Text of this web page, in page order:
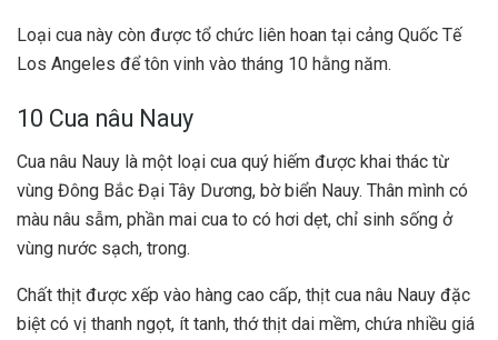
Loại cua này còn được tổ chức liên hoan tại cảng Quốc Tế
Los Angeles để tôn vinh vào tháng 10 hằng năm.
10 Cua nâu Nauy
Cua nâu Nauy là một loại cua quý hiếm được khai thác từ
vùng Đông Bắc Đại Tây Dương, bờ biển Nauy. Thân mình có
màu nâu sẫm, phần mai cua to có hơi dẹt, chỉ sinh sống ở
vùng nước sạch, trong.
Chất thịt được xếp vào hàng cao cấp, thịt cua nâu Nauy đặc
biệt có vị thanh ngọt, ít tanh, thớ thịt dai mềm, chứa nhiều giá